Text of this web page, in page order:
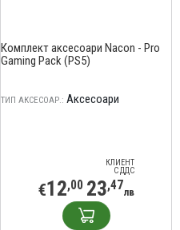
Комплект аксесоари Nacon - Pro
Gaming Pack (PS5)
ТИП АКСЕСОАР.: Аксесоари
КЛИЕНТ
С ДДС
€12,00 23,47лв